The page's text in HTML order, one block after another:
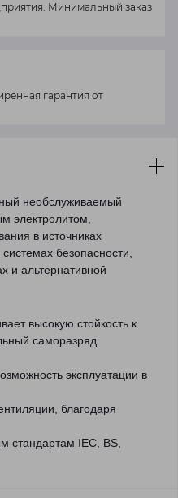
необслуживаемый
электролитом,
в источниках
безопасности,
и альтернативной
высокую стойкость к
саморазряд.
эксплуатации в
благодаря
стандартам IEC, BS,
Минимальный заказ
гарантия от